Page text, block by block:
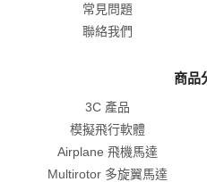
常見問題
聯絡我們
商品
3C 產品
模擬飛行軟體
Airplane 飛機馬達
Multirotor 多旋翼馬達